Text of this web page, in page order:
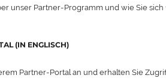
unser Partner-Programm und wie Sie
(IN ENGLISCH)
Partner-Portal an und erhalten Sie